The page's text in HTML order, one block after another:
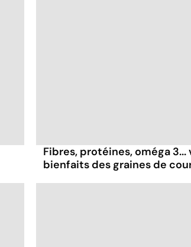
Fibres, protéines, oméga
bienfaits des graines de